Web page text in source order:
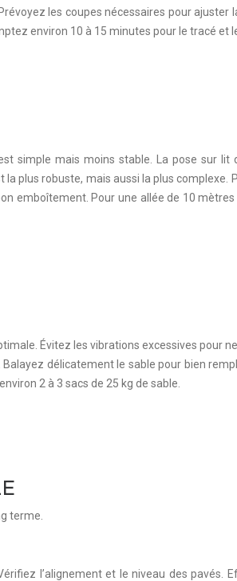
les coupes nécessaires pour ajuster
environ 10 à 15 minutes pour le tracé et
simple mais moins stable. La pose sur
robuste, mais aussi la plus complexe.
emboîtement. Pour une allée de 10
Évitez les vibrations excessives pour
délicatement le sable pour bien
2 à 3 sacs de 25 kg de sable.
terme.
l’alignement et le niveau des pavés.